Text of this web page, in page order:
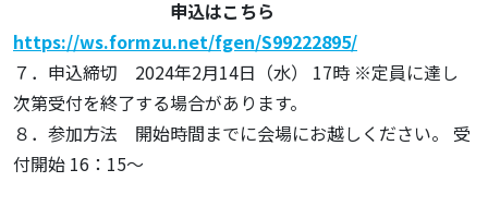
申込はこちら
https://ws.formzu.net/fgen/S99222895/
７．申込締切 2024年2月14日（水） 17時 ※定員に達し
次第受付を終了する場合があります。
８．参加方法 開始時間までに会場にお越しください。 受
付開始 16：15～